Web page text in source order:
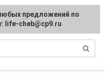
предложений по
life-cheb@cp9.ru
предложений по
life-cheb@cp9.ru